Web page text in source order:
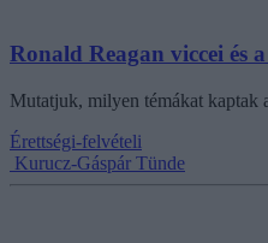
Ronald Reagan viccei és
Mutatjuk, milyen témákat kaptak
Érettségi-felvételi
Kurucz-Gáspár Tünde